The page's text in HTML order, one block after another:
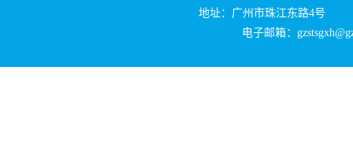
地址：广州市珠江东路4号
电子邮箱：